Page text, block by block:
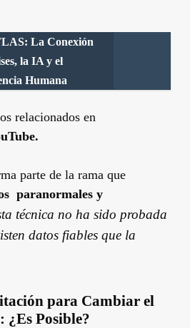
La Conexión
la IA y el
Humana
relacionados en
parte de la rama que
paranormales y
técnica no ha sido probada
datos fiables que la
para Cambiar el
¿Es Posible?